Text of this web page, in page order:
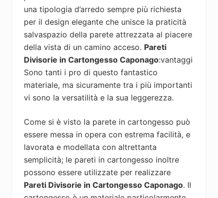
una tipologia d’arredo sempre più richiesta
per il design elegante che unisce la praticità
salvaspazio della parete attrezzata al piacere
della vista di un camino acceso. Pareti
Divisorie in Cartongesso Caponago:vantaggi
Sono tanti i pro di questo fantastico
materiale, ma sicuramente tra i più importanti
vi sono la versatilità e la sua leggerezza.
Come si è visto la parete in cartongesso può
essere messa in opera con estrema facilità, e
lavorata e modellata con altrettanta
semplicità; le pareti in cartongesso inoltre
possono essere utilizzate per realizzare
Pareti Divisorie in Cartongesso Caponago. Il